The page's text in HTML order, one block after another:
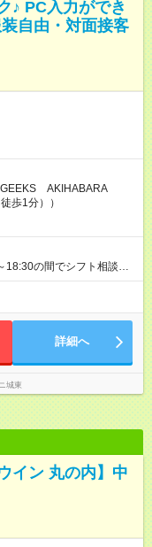
♪ PC入力ができ
自由・対面接客
AKIHABARA
歩1分））
18:30の間でシフト相談
たい方も、時間を調整し
詳細へ
城東
イン 丸の内】中